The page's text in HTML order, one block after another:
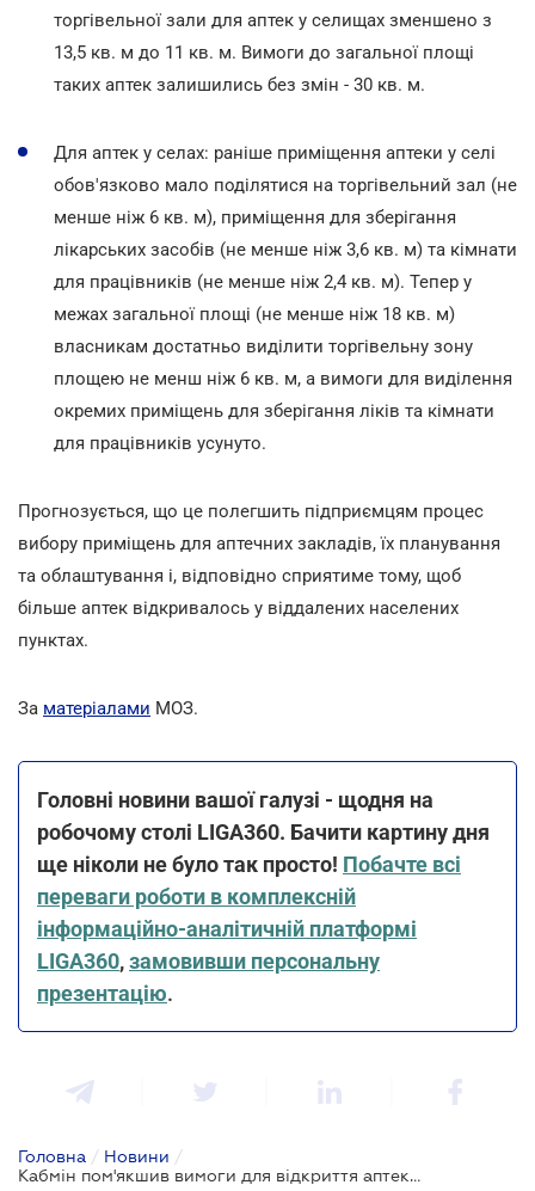
торгівельної зали для аптек у селищах зменшено з
13,5 кв. м до 11 кв. м. Вимоги до загальної площі
таких аптек залишились без змін - 30 кв. м.
Для аптек у селах: раніше приміщення аптеки у селі
обов'язково мало поділятися на торгівельний зал (не
менше ніж 6 кв. м), приміщення для зберігання
лікарських засобів (не менше ніж 3,6 кв. м) та кімнати
для працівників (не менше ніж 2,4 кв. м). Тепер у
межах загальної площі (не менше ніж 18 кв. м)
власникам достатньо виділити торгівельну зону
площею не менш ніж 6 кв. м, а вимоги для виділення
окремих приміщень для зберігання ліків та кімнати
для працівників усунуто.
Прогнозується, що це полегшить підприємцям процес
вибору приміщень для аптечних закладів, їх планування
та облаштування і, відповідно сприятиме тому, щоб
більше аптек відкривалось у віддалених населених
пунктах.
За матеріалами МОЗ.
Головні новини вашої галузі - щодня на
робочому столі LIGA360. Бачити картину дня
ще ніколи не було так просто! Побачте всі
переваги роботи в комплексній
інформаційно-аналітичній платформі
LIGA360,замовивши персональну
презентацію.
Головна / Новини /
Кабмін пом'якшив вимоги для відкриття аптек у селах